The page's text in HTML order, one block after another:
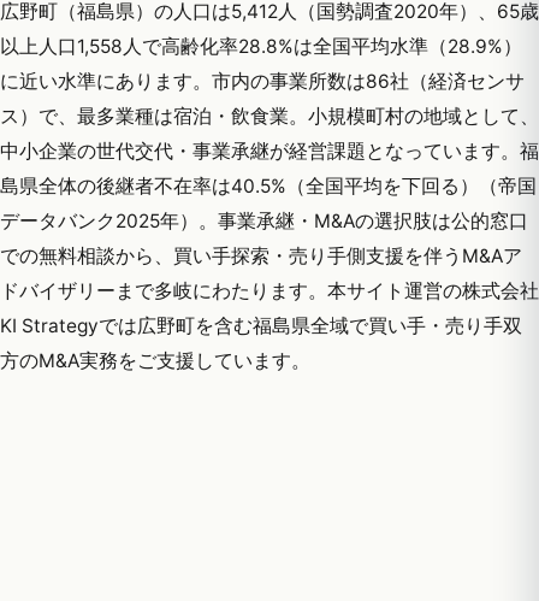
広野町（福島県）の人口は5,412人（国勢調査2020年）、65歳
以上人口1,558人で高齢化率28.8%は全国平均水準（28.9%）
に近い水準にあります。市内の事業所数は86社（経済センサ
ス）で、最多業種は宿泊・飲食業。小規模町村の地域として、
中小企業の世代交代・事業承継が経営課題となっています。福
島県全体の後継者不在率は40.5%（全国平均を下回る）（帝国
データバンク2025年）。事業承継・M&Aの選択肢は公的窓口
での無料相談から、買い手探索・売り手側支援を伴うM&Aア
ドバイザリーまで多岐にわたります。本サイト運営の株式会社
KI Strategyでは広野町を含む福島県全域で買い手・売り手双
方のM&A実務をご支援しています。